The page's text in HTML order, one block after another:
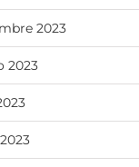
2023
2023